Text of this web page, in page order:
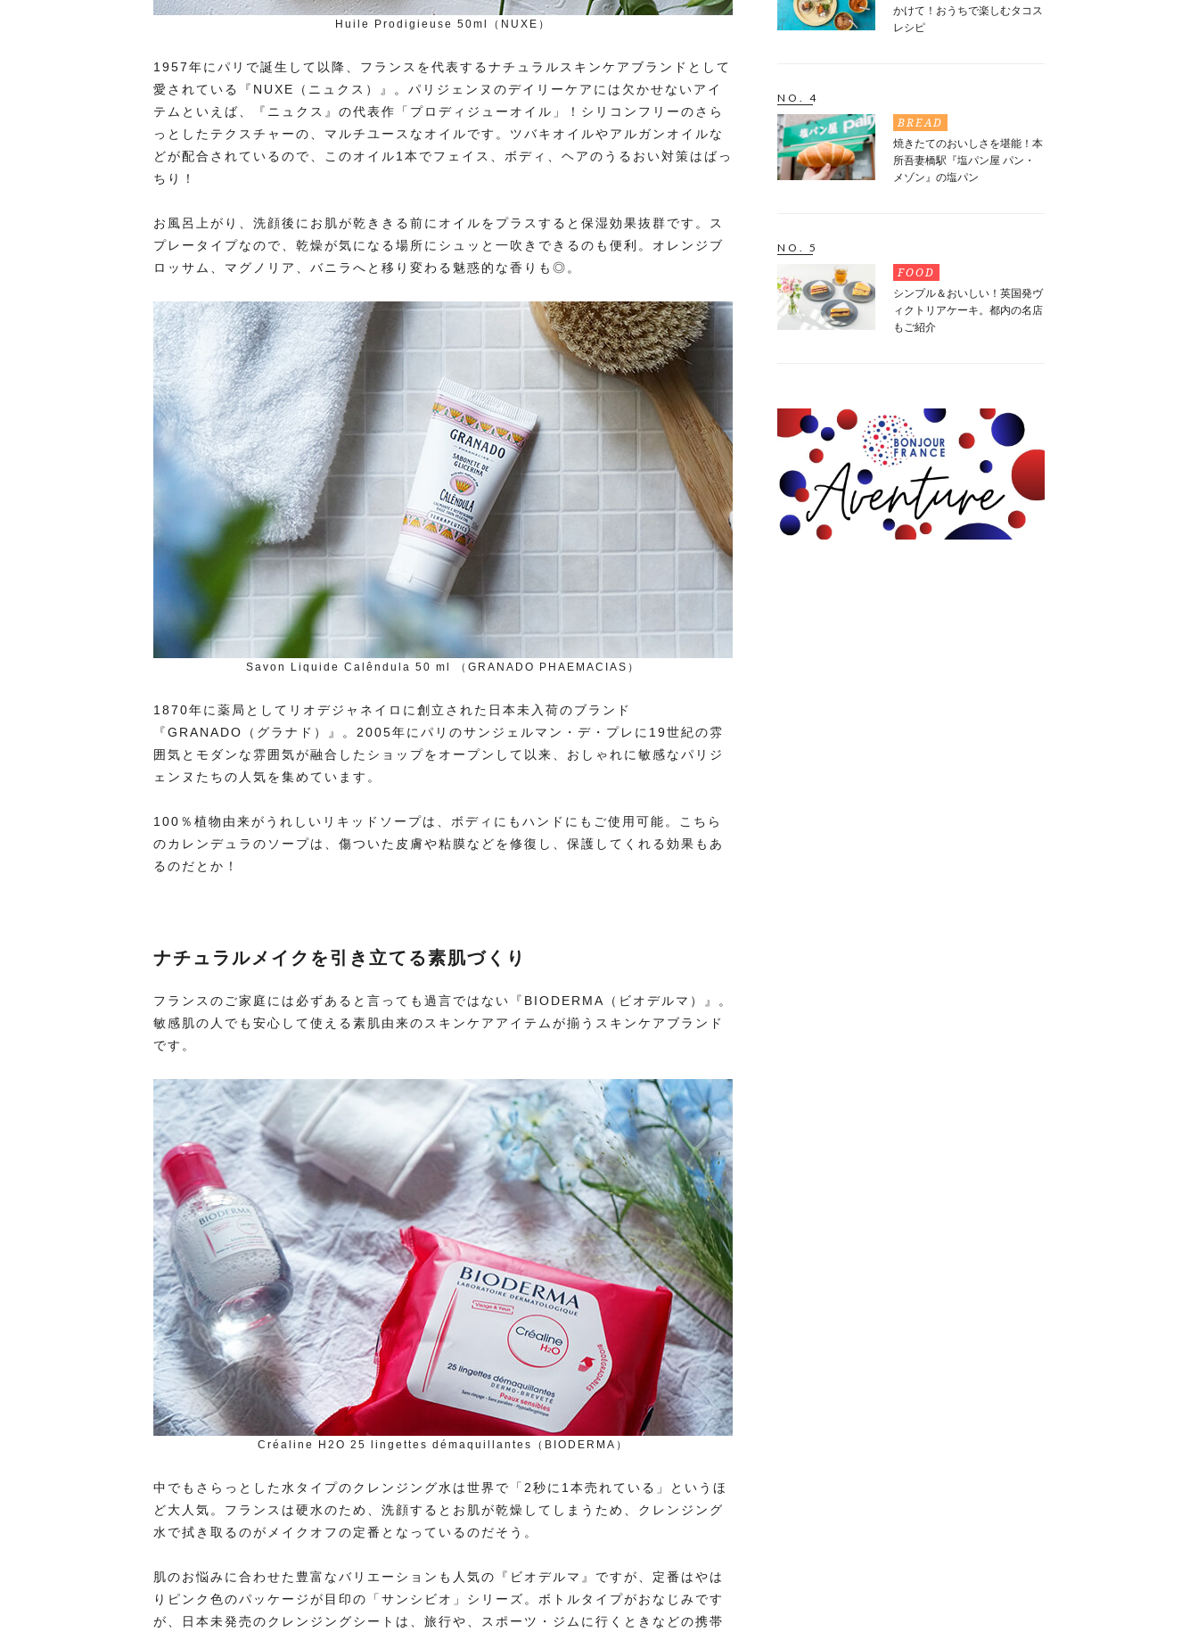
Huile Prodigieuse 50ml（NUXE）
1957年にパリで誕生して以降、フランスを代表するナチュラルスキンケアブランドとして
愛されている『NUXE（ニュクス）』。パリジェンヌのデイリーケアには欠かせないアイ
テムといえば、『ニュクス』の代表作「プロディジューオイル」！シリコンフリーのさら
っとしたテクスチャーの、マルチユースなオイルです。ツバキオイルやアルガンオイルな
どが配合されているので、このオイル1本でフェイス、ボディ、ヘアのうるおい対策はばっ
ちり！
お風呂上がり、洗顔後にお肌が乾ききる前にオイルをプラスすると保湿効果抜群です。ス
プレータイプなので、乾燥が気になる場所にシュッと一吹きできるのも便利。オレンジブ
ロッサム、マグノリア、バニラへと移り変わる魅惑的な香りも◎。
Savon Liquide Calêndula 50 ml （GRANADO PHAEMACIAS）
1870年に薬局としてリオデジャネイロに創立された日本未入荷のブランド
『GRANADO（グラナド）』。2005年にパリのサンジェルマン・デ・プレに19世紀の雰
囲気とモダンな雰囲気が融合したショップをオープンして以来、おしゃれに敏感なパリジ
ェンヌたちの人気を集めています。
100％植物由来がうれしいリキッドソープは、ボディにもハンドにもご使用可能。こちら
のカレンデュラのソープは、傷ついた皮膚や粘膜などを修復し、保護してくれる効果もあ
るのだとか！
ナチュラルメイクを引き立てる素肌づくり
フランスのご家庭には必ずあると言っても過言ではない『BIODERMA（ビオデルマ）』。
敏感肌の人でも安心して使える素肌由来のスキンケアアイテムが揃うスキンケアブランド
です。
Créaline H2O 25 lingettes démaquillantes（BIODERMA）
中でもさらっとした水タイプのクレンジング水は世界で「2秒に1本売れている」というほ
ど大人気。フランスは硬水のため、洗顔するとお肌が乾燥してしまうため、クレンジング
水で拭き取るのがメイクオフの定番となっているのだそう。
肌のお悩みに合わせた豊富なバリエーションも人気の『ビオデルマ』ですが、定番はやは
りピンク色のパッケージが目印の「サンシビオ」シリーズ。ボトルタイプがおなじみです
が、日本未発売のクレンジングシートは、旅行や、スポーツ・ジムに行くときなどの携帯
かけて！おうちで楽しむタコス
レシピ
NO. 4
BREAD
焼きたてのおいしさを堪能！本
所吾妻橋駅『塩パン屋 パン・
メゾン』の塩パン
NO. 5
FOOD
シンプル＆おいしい！英国発ヴ
ィクトリアケーキ。都内の名店
もご紹介